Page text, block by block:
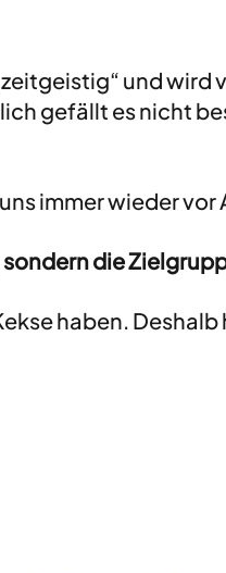
und wird
gefällt es nicht
immer wieder vor
die
haben.